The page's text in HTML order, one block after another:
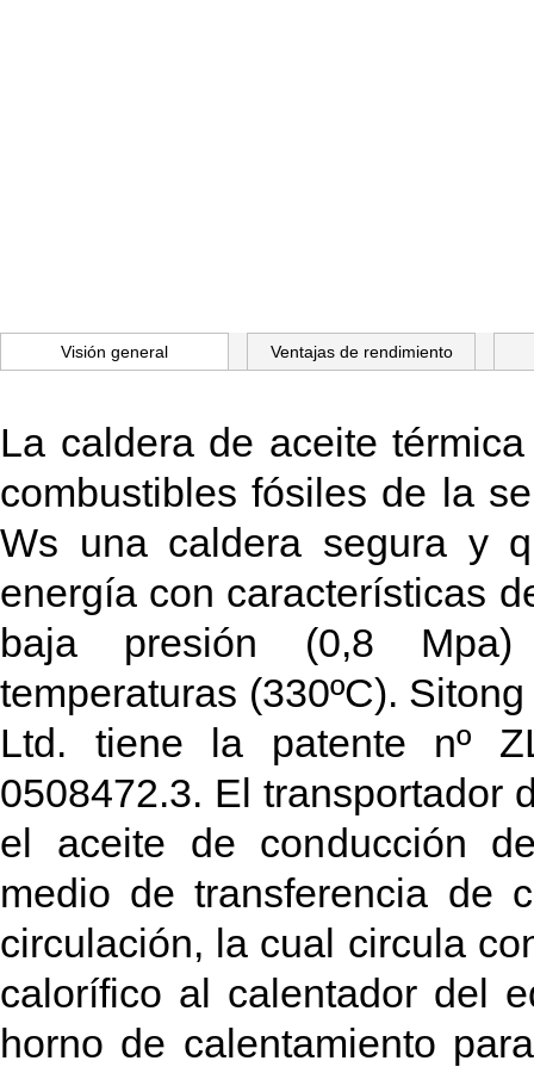
Visión general Ventajas de rendimiento
La caldera de aceite
combustibles fósiles de la
Ws una caldera segura y
energía con características
baja presión (0,8
temperaturas (330ºC).
Ltd. tiene la patente nº
0508472.3. El transportador
el aceite de conducción
medio de transferencia de
circulación, la cual circula
calorífico al calentador del
horno de calentamiento